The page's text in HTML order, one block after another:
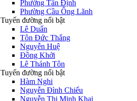
Phường Tân Định
Phường Cầu Ông Lãnh
Tuyến đường nổi bật
Lê Duẩn
Tôn Đức Thắng
Nguyễn Huệ
Đồng Khởi
Lê Thánh Tôn
Tuyến đường nổi bật
Hàm Nghi
Nguyễn Đình Chiểu
Nguyễn Thị Minh Khai